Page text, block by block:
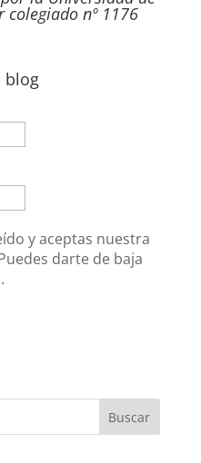
nº 1176
blog
y aceptas nuestra
darte de baja